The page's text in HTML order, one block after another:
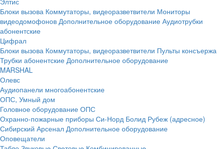
Блоки вызова Коммутаторы, видеоразветвители Мониторы
видеодомофонов Дополнительное оборудование Аудиотрубки
абонентские
Цифрал
Блоки вызова Коммутаторы, видеоразветвители Пульты консъержа
Трубки абонентские Дополнительное оборудование
MARSHAL
Олевс
Аудиопанели многоабонентские
ОПС, Умный дом
Головное оборудование ОПС
Охранно-пожарные приборы Си-Норд Болид Рубеж (адресное)
Сибирский Арсенал Дополнительное оборудование
Оповещатели